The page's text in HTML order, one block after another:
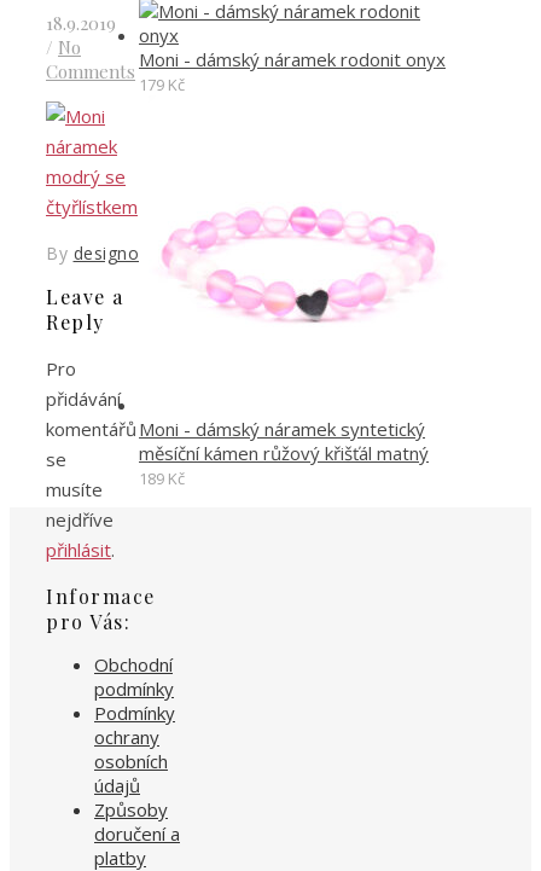
18.9.2019
/ No
Comments
By designoved
Leave a
Reply
Pro
přidávání
komentářů
se
musíte
nejdříve
přihlásit.
Moni - dámský náramek rodonit onyx
179 Kč
Moni - dámský náramek syntetický
měsíční kámen růžový křišťál matný
189 Kč
Informace
pro Vás:
Obchodní
podmínky
Podmínky
ochrany
osobních
údajů
Způsoby
doručení a
platby